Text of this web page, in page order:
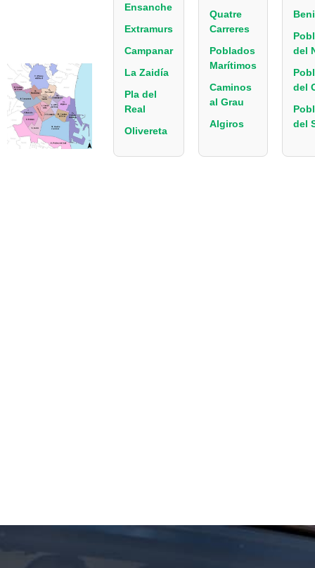
Ensanche
Extramurs
Campanar
La Zaidía
Pla del
Real
Olivereta
Quatre
Carreres
Poblados
Marítimos
Caminos
al Grau
Algiros
del
del
del